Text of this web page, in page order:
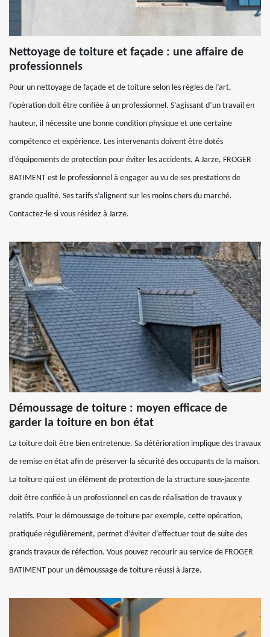
Nettoyage de toiture et façade : une affaire de
professionnels
Pour un nettoyage de façade et de toiture selon les règles de l’art,
l’opération doit être confiée à un professionnel. S’agissant d’un travail en
hauteur, il nécessite une bonne condition physique et une certaine
compétence et expérience. Les intervenants doivent être dotés
d’équipements de protection pour éviter les accidents. A Jarze, FROGER
BATIMENT est le professionnel à engager au vu de ses prestations de
grande qualité. Ses tarifs s’alignent sur les moins chers du marché.
Contactez-le si vous résidez à Jarze.
Démoussage de toiture : moyen efficace de
garder la toiture en bon état
La toiture doit être bien entretenue. Sa détérioration implique des travaux
de remise en état afin de préserver la sécurité des occupants de la maison.
La toiture qui est un élément de protection de la structure sous-jacente
doit être confiée à un professionnel en cas de réalisation de travaux y
relatifs. Pour le démoussage de toiture par exemple, cette opération,
pratiquée régulièrement, permet d’éviter d’effectuer tout de suite des
grands travaux de réfection. Vous pouvez recourir au service de FROGER
BATIMENT pour un démoussage de toiture réussi à Jarze.